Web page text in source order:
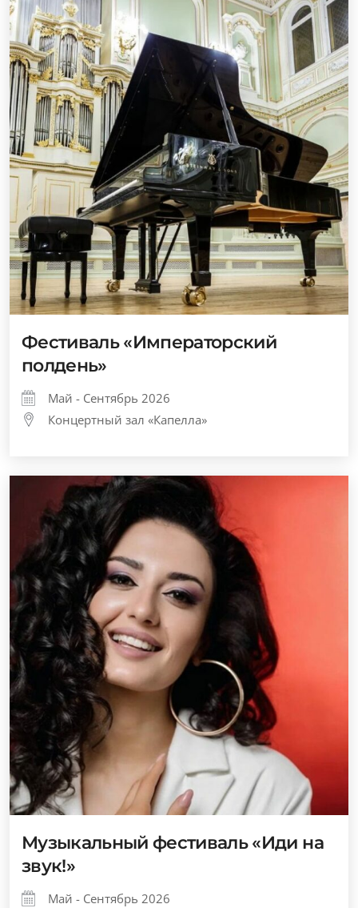
Фестиваль «Императорский
полдень»
Май - Сентябрь 2026
Концертный зал «Капелла»
Музыкальный фестиваль «Иди на
звук!»
Май - Сентябрь 2026